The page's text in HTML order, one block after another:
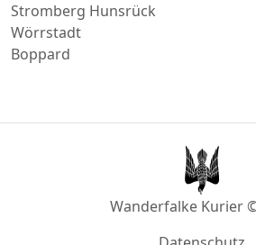
Wanderfalke Kurier ©
Datenschutz
Impressum